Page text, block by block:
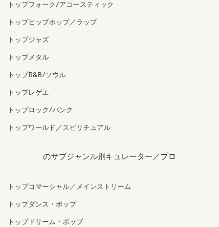
トップフォーク/アコースティック
トップヒップホップ／ラップ
トップジャズ
トップメタル
トップR&B/ソウル
トップレゲエ
トップロック/パンク
トップワールド／スピリチュアル
のサブジャンル別キュレーター／プロ
トップコマーシャル／メインストリーム
トップダンス・ポップ
トップドリーム・ポップ